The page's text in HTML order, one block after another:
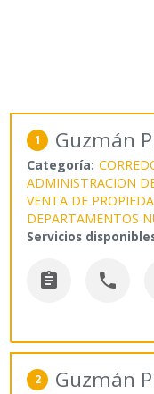
1 Guzmán
Categoría:
ADMINISTRACION
VENTA DE
DEPARTAMENTOS
Servicios
 
2 Guzmán